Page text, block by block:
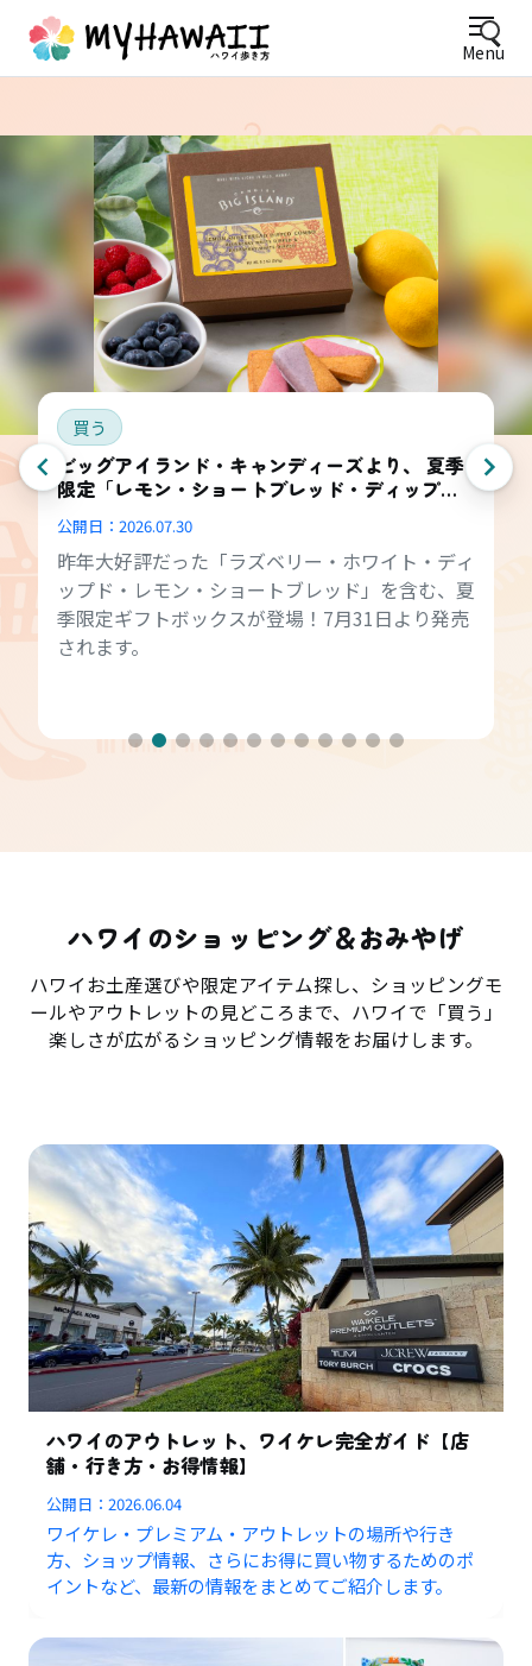
Menu
買う
ビッグアイランド・キャンディーズより、 夏季
限定「レモン・ショートブレッド・ディップ
公開日： 2026.07.30
昨年大好評だった「ラズベリー・ホワイト・ディ
ップド・レモン・ショートブレッド」を含む、夏
季限定ギフトボックスが登場！7月31日より発売
されます。
ハワイのショッピング＆おみやげ
ハワイお土産選びや限定アイテム探し、ショッピングモ
ールやアウトレットの見どころまで、ハワイで「買う」
楽しさが広がるショッピング情報をお届けします。
ハワイのアウトレット、ワイケレ完全ガイド【店
舗・行き方・お得情報】
公開日：2026.06.04
ワイケレ・プレミアム・アウトレットの場所や行き
方、ショップ情報、さらにお得に買い物するためのポ
イントなど、最新の情報をまとめてご紹介します。